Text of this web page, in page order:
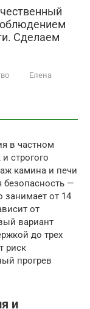
Сделаем
Елена
в частном
строгого
камина и печи
безопасность —
от 14
от
вариант
до трех
риск
прогрев
и